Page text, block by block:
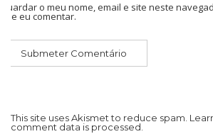
Guardar o meu nome, email e site neste
que eu comentar.
This site uses Akismet to reduce spam.
comment data is processed.